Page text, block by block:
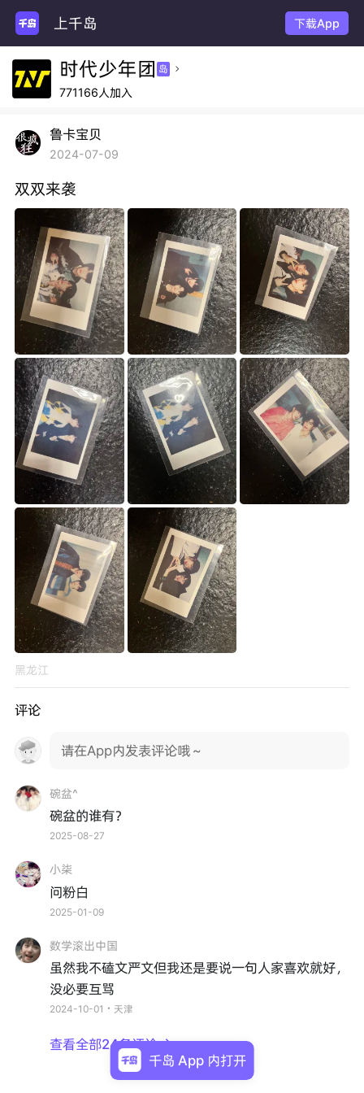
上千岛 下载App
时代少年团 岛 
771166人加入
鲁卡宝贝
2024-07-09
双双来袭
黑龙江
评论
请在App内发表评论哦～
碗盆^
碗盆的谁有？
2025-08-27
小柒
问粉白
2025-01-09
数学滚出中国
虽然我不磕文严文但我还是要说一句人家喜欢就好，
没必要互骂
2024-10-01・天津
查看全部24条评论 
千岛 App 内打开